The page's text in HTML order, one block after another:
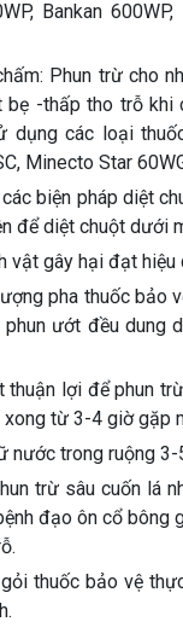
Bankan
Phun trừ cho
bẹ -thấp tho trỗ
dụng các loại
Minecto Star
biện pháp diệt
để diệt chuột dưới
vật gây hại đạt hiệu
pha thuốc bảo
ướt đều dung
thuận lợi để phun
xong từ 3-4 giờ gặp
nước trong ruộng 3-
trừ sâu cuốn lá
đạo ôn cổ bông
thuốc bảo vệ